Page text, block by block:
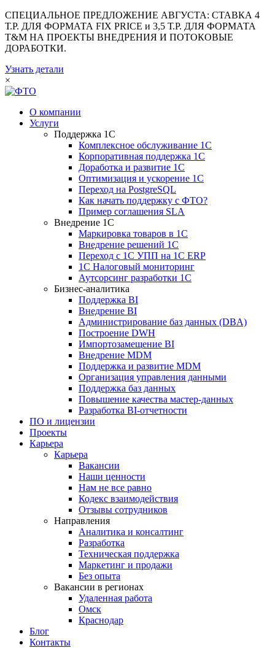
СПЕЦИАЛЬНОЕ ПРЕДЛОЖЕНИЕ АВГУСТА: СТАВКА 4
Т.Р. ДЛЯ ФОРМАТА FIX PRICE и 3,5 Т.Р. ДЛЯ ФОРМАТА
T&M НА ПРОЕКТЫ ВНЕДРЕНИЯ И ПОТОКОВЫЕ
ДОРАБОТКИ.
Узнать детали
×
О компании
Услуги
Поддержка 1С
Комплексное обслуживание 1С
Корпоративная поддержка 1С
Доработка и развитие 1С
Оптимизация и ускорение 1С
Переход на PostgreSQL
Как начать поддержку с ФТО?
Пример соглашения SLA
Внедрение 1С
Маркировка товаров в 1С
Внедрение решений 1С
Переход с 1С УПП на 1С ERP
1С Налоговый мониторинг
Аутсорсинг разработки 1С
Бизнес-аналитика
Поддержка BI
Внедрение BI
Администрирование баз данных (DBA)
Построение DWH
Импортозамещение BI
Внедрение MDM
Поддержка и развитие MDM
Организация управления данными
Поддержка баз данных
Повышение качества мастер-данных
Разработка BI-отчетности
ПО и лицензии
Проекты
Карьера
Карьера
Вакансии
Наши ценности
Нам не все равно
Кодекс взаимодействия
Отзывы сотрудников
Направления
Аналитика и консалтинг
Разработка
Техническая поддержка
Маркетинг и продажи
Без опыта
Вакансии в регионах
Удаленная работа
Омск
Краснодар
Блог
Контакты